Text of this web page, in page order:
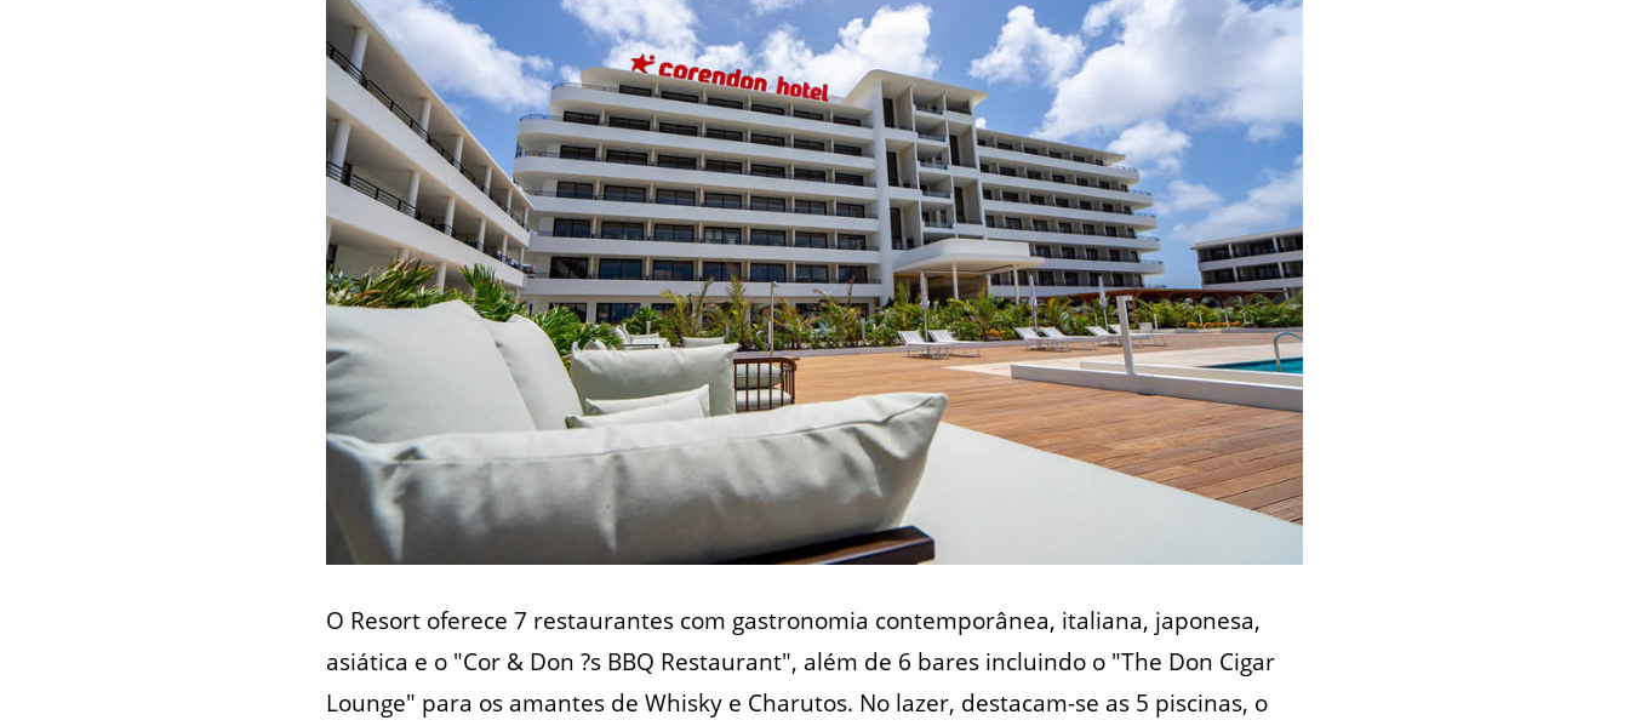
O Resort oferece 7 restaurantes com gastronomia contemporânea, italiana, japonesa,
asiática e o "Cor & Don ?s BBQ Restaurant", além de 6 bares incluindo o "The Don Cigar
Lounge" para os amantes de Whisky e Charutos. No lazer, destacam-se as 5 piscinas, o